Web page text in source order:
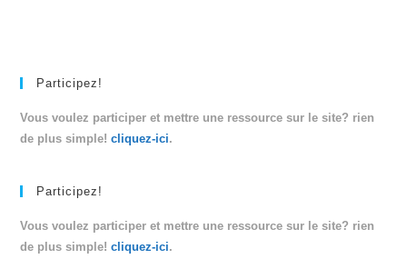
Participez!
Vous voulez participer et mettre une ressource sur le site? rien
de plus simple!cliquez-ici.
Participez!
Vous voulez participer et mettre une ressource sur le site? rien
de plus simple!cliquez-ici.